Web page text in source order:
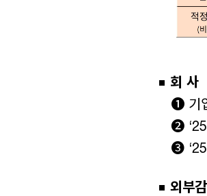
회 사
❶ 기
❷ ‘25
❸ ‘25
외부